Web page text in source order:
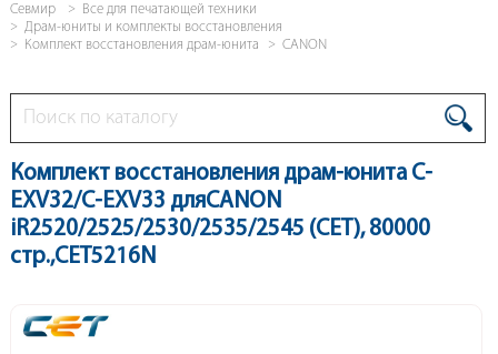
Севмир
Все для печатающей техники
Драм-юниты и комплекты восстановления
Комплект восстановления драм-юнита
CANON
Комплект восстановления драм-юнита C-
EXV32/C-EXV33 дляCANON
iR2520/2525/2530/2535/2545 (CET), 80000
стр.,CET5216N